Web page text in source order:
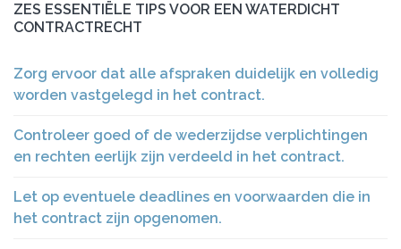
ZES ESSENTIËLE TIPS VOOR EEN WATERDICHT
CONTRACTRECHT
Zorg ervoor dat alle afspraken duidelijk en volledig
worden vastgelegd in het contract.
Controleer goed of de wederzijdse verplichtingen
en rechten eerlijk zijn verdeeld in het contract.
Let op eventuele deadlines en voorwaarden die in
het contract zijn opgenomen.